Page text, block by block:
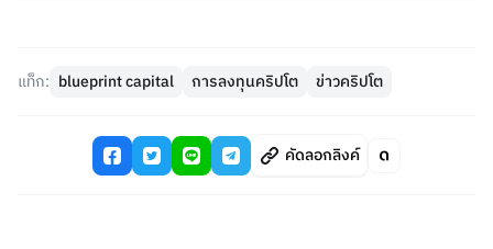
แท็ก: blueprint capital การลงทุนคริปโต ข่าวคริปโต
คัดลอกลิงค์